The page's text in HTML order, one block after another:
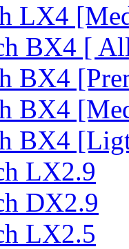
LX4
BX4 [
BX4
BX4
BX4
LX2.9
DX2.9
LX2.5